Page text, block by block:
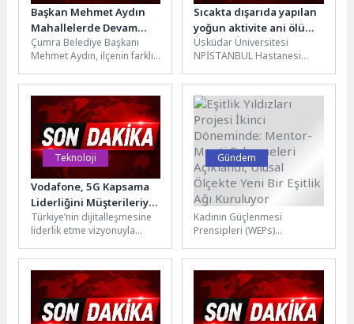
Başkan Mehmet Aydın
Mahallelerde Devam
Eden Çalışmaları Yerinde
İnceledi
Çumra Belediye Başkanı
Mehmet Aydın, ilçenin farklı
altyapı, asfalt ve çevre
düzenleme çalışmalarını...
Sıcakta dışarıda yapılan
yoğun aktivite ani ölüm
riskini artırabiliyor!
Üsküdar Üniversitesi
NPİSTANBUL Hastanesi
Mehmet Baltalı, artan sıcak
hava dalgalarının kalp...
Teknoloji
Vodafone, 5G Kapsama
Liderliğini Müşterileriyle
Kutluyor
Türkiye’nin dijitalleşmesine
liderlik etme vizyonuyla
gösteren Vodafone, 5G
coşkusunu müşterileriyle
paylaşmaya devam ediyor.
Uluslararası bağımsız
denetim...
Gündem
Eşitlik Yıldızları Projesi
İkinci Döneminde:
Mentor-Menti
Eşleşmeleri Açıklandı,
Ulusal Ölçekte Yeni Bir
Kadının Güçlenmesi
Prensipleri (WEPs)
dünyasında toplumsal
cinsiyet eşitliğini
güçlendirmeyi hedefleyen
Eşitlik Yıldızları Projesi,...